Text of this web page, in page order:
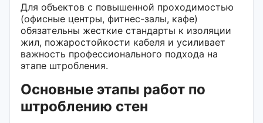
Для объектов с повышенной проходимостью
(офисные центры, фитнес-залы, кафе)
обязательны жесткие стандарты к изоляции
жил, пожаростойкости кабеля и усиливает
важность профессионального подхода на
этапе штробления.
Основные этапы работ по
штроблению стен